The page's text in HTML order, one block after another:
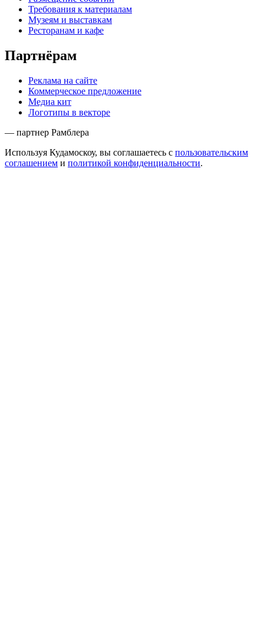
Требования к материалам
Музеям и выставкам
Ресторанам и кафе
Партнёрам
Реклама на сайте
Коммерческое предложение
Медиа кит
Логотипы в векторе
— партнер Рамблера
Используя Кудамоскоу, вы соглашаетесь с пользовательским
соглашением и политикой конфиденциальности.